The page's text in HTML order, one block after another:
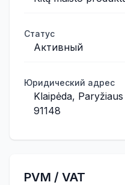
Статус
Активный
Юридический адрес
Klaipėda,
91148
PVM / VAT